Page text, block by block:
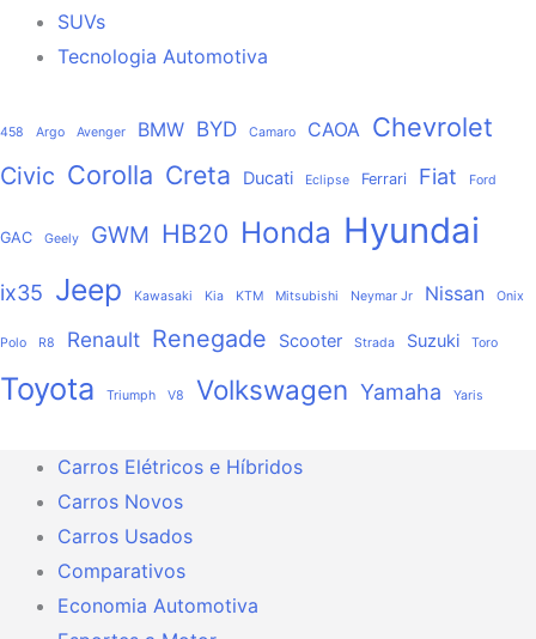
SUVs
Tecnologia Automotiva
458 Argo Avenger BMW BYD Camaro CAOA Chevrolet
Civic Corolla Creta Ducati Eclipse Ferrari Fiat Ford
GAC Geely GWM HB20 Honda Hyundai
ix35 Jeep Kawasaki Kia KTM Mitsubishi Neymar Jr Nissan Onix
Polo R8 Renault Renegade Scooter Strada Suzuki Toro
Toyota Triumph V8 Volkswagen Yamaha Yaris
Carros Elétricos e Híbridos
Carros Novos
Carros Usados
Comparativos
Economia Automotiva